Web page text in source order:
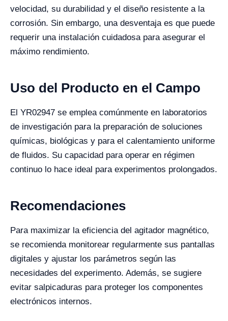
velocidad, su durabilidad y el diseño resistente a la
corrosión. Sin embargo, una desventaja es que puede
requerir una instalación cuidadosa para asegurar el
máximo rendimiento.
Uso del Producto en el Campo
El YR02947 se emplea comúnmente en laboratorios
de investigación para la preparación de soluciones
químicas, biológicas y para el calentamiento uniforme
de fluidos. Su capacidad para operar en régimen
continuo lo hace ideal para experimentos prolongados.
Recomendaciones
Para maximizar la eficiencia del agitador magnético,
se recomienda monitorear regularmente sus pantallas
digitales y ajustar los parámetros según las
necesidades del experimento. Además, se sugiere
evitar salpicaduras para proteger los componentes
electrónicos internos.